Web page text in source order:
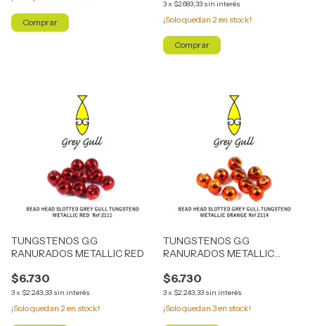
Comprar
3x $2.683,33 sin interés
¡Solo quedan 2 en stock!
Comprar
TUNGSTENOS G.G
RANURADOS METALLIC RED
$6.730
3x $2.243,33 sin interés
¡Solo quedan 2 en stock!
TUNGSTENOS G.G
RANURADOS METALLIC
$6.730
3x $2.243,33 sin interés
¡Solo quedan 3en stock!